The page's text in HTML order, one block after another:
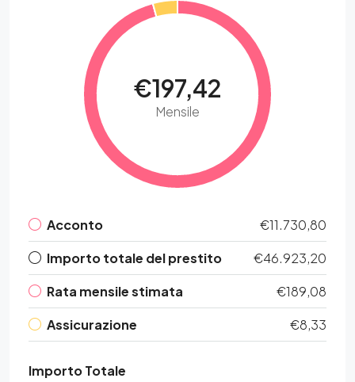
€197,42
Mensile
Acconto
€11.730,80
Importo totale del prestito
€46.923,20
Rata mensile stimata
€189,08
Assicurazione
€8,33
Importo Totale